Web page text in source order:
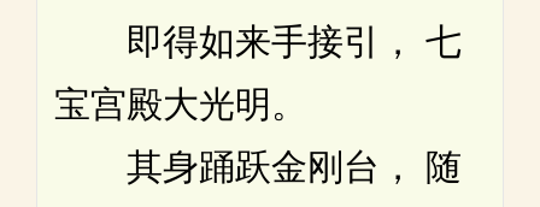
即得如来手接引， 七
宝宫殿大光明。
其身踊跃金刚台， 随